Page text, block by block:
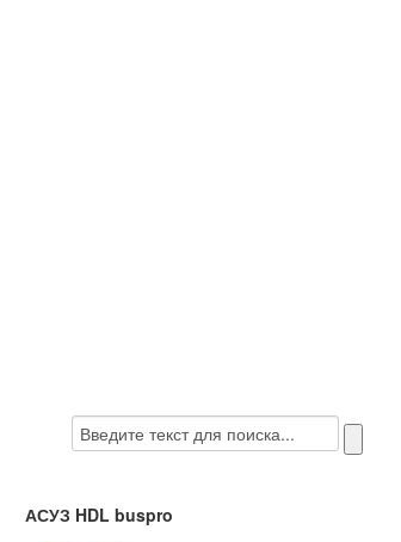
АСУЗ HDL buspro